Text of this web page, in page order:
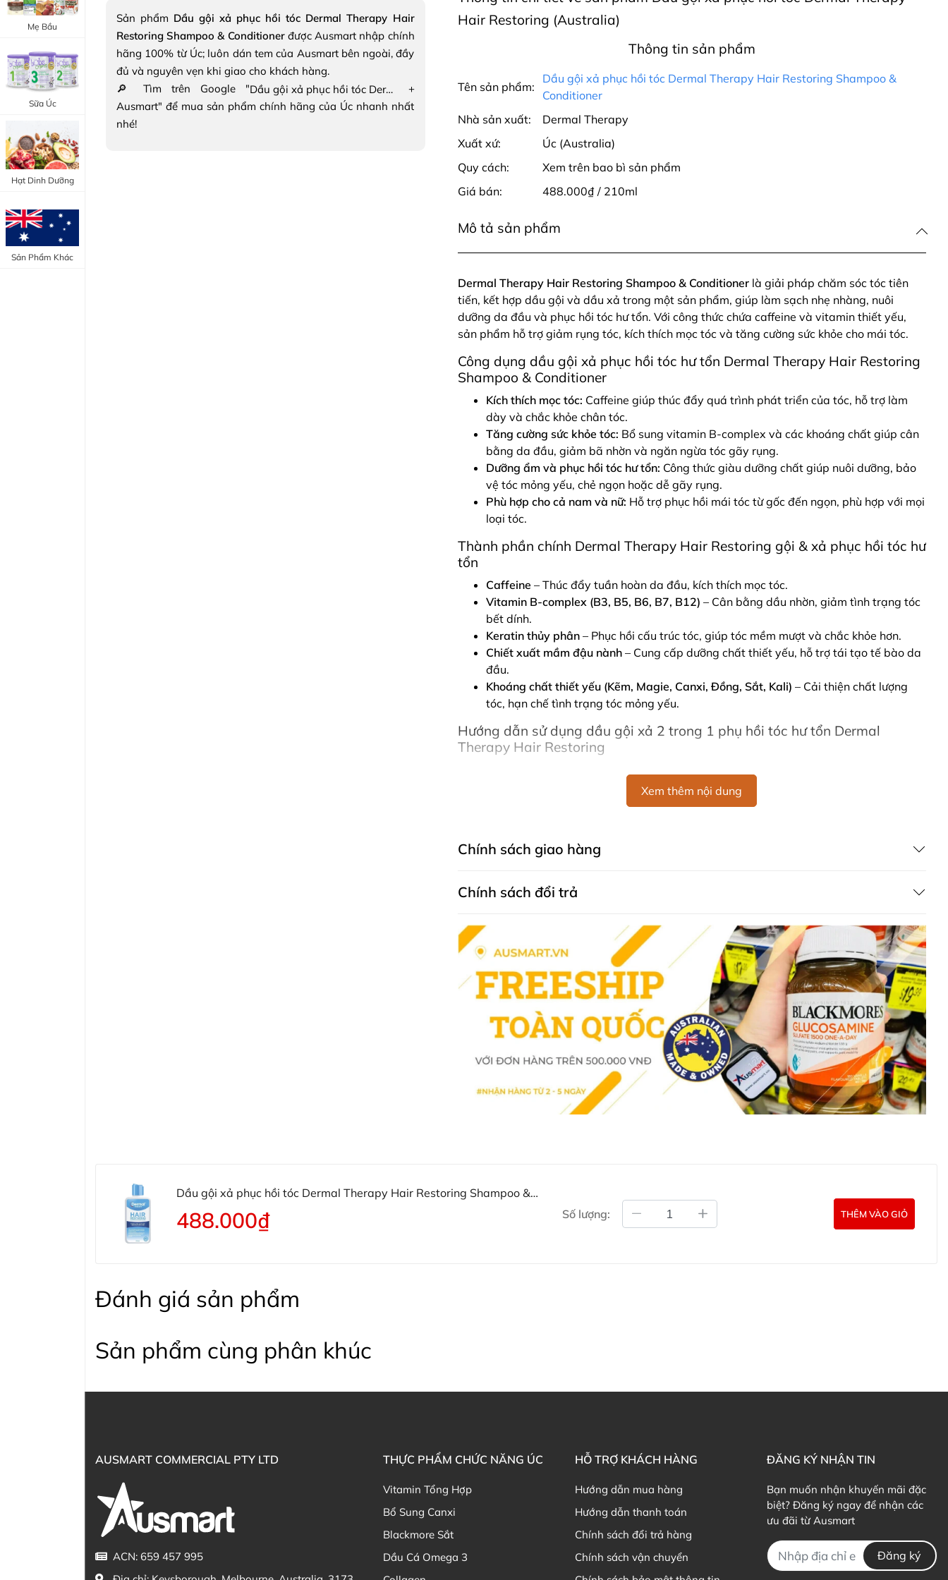
Bổ Khớp - Xương
Bổ Não - Tim Mạch
Canxi - Vitamin D
Trang Điểm Mắt
Trang Điểm Môi
Tẩy Trang - Toner
Dụng Cụ Trang Điểm
Mẹ Bầu
Sữa Úc
Hạt Dinh Dưỡng
Sản Phẩm Khác
Sản phẩm Dầu gội xả phục hồi tóc Dermal Therapy Hair
Restoring Shampoo & Conditionerđược Ausmart nhập chính
hãng 100% từ Úc; luôn dán tem của Ausmart bên ngoài, đầy
đủ và nguyên vẹn khi giao cho khách hàng.
🔎 Tìm trên Google "
Dầu gội xả phục hồi tóc Dermal Therapy Hair Restoring Shampoo & Conditioner
+
Ausmart" để mua sản phẩm chính hãng của Úc nhanh nhất
nhé!
Hair Restoring (Australia)
Thông tin sản phẩm
Tên sản phẩm:
Dầu gội xả phục hồi tóc Dermal Therapy Hair Restoring Shampoo &
Conditioner
Nhà sản xuất:
Dermal Therapy
Xuất xứ:
Úc (Australia)
Quy cách:
Xem trên bao bì sản phẩm
Giá bán:
488.000₫ / 210ml
Mô tả sản phẩm
Dermal Therapy Hair Restoring Shampoo & Conditionerlà giải pháp chăm sóc tóc tiên
tiến, kết hợp dầu gội và dầu xả trong một sản phẩm, giúp làm sạch nhẹ nhàng, nuôi
dưỡng da đầu và phục hồi tóc hư tổn. Với công thức chứa caffeine và vitamin thiết yếu,
sản phẩm hỗ trợ giảm rụng tóc, kích thích mọc tóc và tăng cường sức khỏe cho mái tóc.
Công dụng dầu gội xả phục hồi tóc hư tổn Dermal Therapy Hair Restoring
Shampoo & Conditioner
Kích thích mọc tóc: Caffeine giúp thúc đẩy quá trình phát triển của tóc, hỗ trợ làm
dày và chắc khỏe chân tóc.
Tăng cường sức khỏe tóc: Bổ sung vitamin B-complex và các khoáng chất giúp cân
bằng da đầu, giảm bã nhờn và ngăn ngừa tóc gãy rụng.
Dưỡng ẩm và phục hồi tóc hư tổn: Công thức giàu dưỡng chất giúp nuôi dưỡng, bảo
vệ tóc mỏng yếu, chẻ ngọn hoặc dễ gãy rụng.
Phù hợp cho cả nam và nữ: Hỗ trợ phục hồi mái tóc từ gốc đến ngọn, phù hợp với mọi
loại tóc.
Thành phần chính Dermal Therapy Hair Restoring gội & xả phục hồi tóc hư
tổn
Caffeine – Thúc đẩy tuần hoàn da đầu, kích thích mọc tóc.
Vitamin B-complex (B3, B5, B6, B7, B12) – Cân bằng dầu nhờn, giảm tình trạng tóc
bết dính.
Keratin thủy phân– Phục hồi cấu trúc tóc, giúp tóc mềm mượt và chắc khỏe hơn.
Chiết xuất mầm đậu nành– Cung cấp dưỡng chất thiết yếu, hỗ trợ tái tạo tế bào da
đầu.
Khoáng chất thiết yếu (Kẽm, Magie, Canxi, Đồng, Sắt, Kali) – Cải thiện chất lượng
tóc, hạn chế tình trạng tóc mỏng yếu.
Hướng dẫn sử dụng dầu gội xả 2 trong 1 phụ hồi tóc hư tổn Dermal
Therapy Hair Restoring
Thoa một lượng vừa đủ, massage nhẹ nhàng theo chuyển động tròn trong ít nhất
Lưu ý khi sử dụng dầu gội xả phục hồi tóc Dermal Therapy
Sản phẩm chỉ dùng ngoài da
, tránh tiếp xúc trực tiếp với mắt.
Không dùng trên vùng da bị tổn thương hoặc kích ứng.
Ngừng sử dụng nếu xuất hiện dấu hiệu dị ứng, mẩn đỏ.
Bảo quản nơi khô ráo, thoáng mát, tránh ánh nắng trực tiếp.Có thể bảo quản trong
tủ lạnh để duy trì chất lượng sản phẩm.
Dermal Therapy Hair Restoring Shampoo & Conditioner là giải pháp chăm sóc tóc toàn
diện, giúp làm sạch, nuôi dưỡng và phục hồi mái tóc hư tổn. Với công thức tiên tiến chứa
caffeine, vitamin và khoáng chất thiết yếu, sản phẩm mang đến mái tóc chắc khỏe, suôn
mượt và tràn đầy sức sống.
Mua Dầu gội xả phục hồi tóc Dermal Therapy Hair Restoring Shampoo &
Conditioner ở đâu?
Zalo Ausmart.au
| Ausmart Commercial Pty Ltd (Australia)
Điện thoại liên hệ đặt hàng:0902.571.389
Xem thêm nội dung
Chính sách giao hàng
Chính sách đổi trả
Dầu gội xả phục hồi tóc Dermal Therapy Hair Restoring Shampoo &
488.000₫ Số lượng: THÊM VÀO GIỎ
Đánh giá sản phẩm
Sản phẩm cùng phân khúc
AUSMART COMMERCIAL PTY LTD
ACN: 659 457 995
THỰC PHẨM CHỨC NĂNG ÚC
Vitamin Tổng Hợp
Bổ Sung Canxi
Blackmore Sắt
Dầu Cá Omega 3
HỖ TRỢ KHÁCH HÀNG
Hướng dẫn mua hàng
Hướng dẫn thanh toán
Chính sách đổi trả hàng
Chính sách vận chuyển
ĐĂNG KÝ NHẬN TIN
Bạn muốn nhận khuyến mãi đặc
biệt? Đăng ký ngay để nhận các
ưu đãi từ Ausmart
Đăng ký